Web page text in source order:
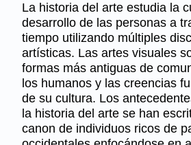
La historia del arte estudia la
desarrollo de las personas a
tiempo utilizando múltiples
artísticas. Las artes visuales
formas más antiguas de
los humanos y las creencias
de su cultura. Los
la historia del arte se han
canon de individuos ricos de